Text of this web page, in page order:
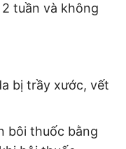
tuần và không
bị trầy xước, vết
bôi thuốc bằng